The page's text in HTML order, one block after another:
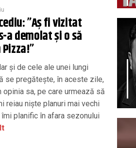
”Aș fi vizitat
a demolat și o să
și de cele ale unei lungi
se pregătește, în aceste zile,
sa, pe care urmează să
reiau niște planuri mai vechi
planific în afara sezonului